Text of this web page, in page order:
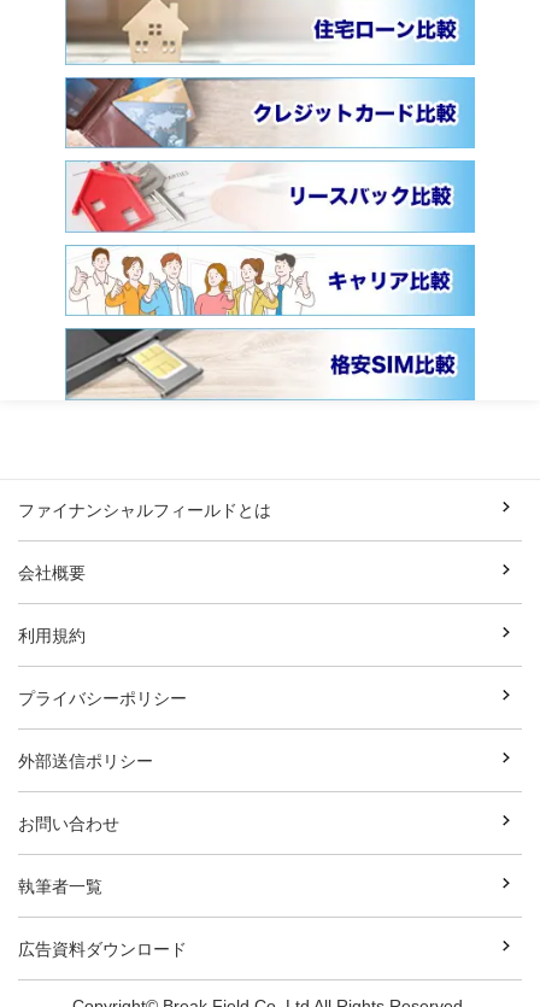
ファイナンシャルフィールドとは
会社概要
利用規約
プライバシーポリシー
外部送信ポリシー
お問い合わせ
執筆者一覧
広告資料ダウンロード